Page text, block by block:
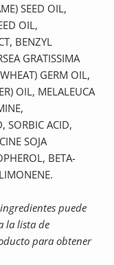
SEED OIL,
OIL,
BENZYL
GRATISSIMA
GERM OIL,
OIL, MELALEUCA
SORBIC ACID,
SOJA
BETA-
puede
la lista de
para obtener